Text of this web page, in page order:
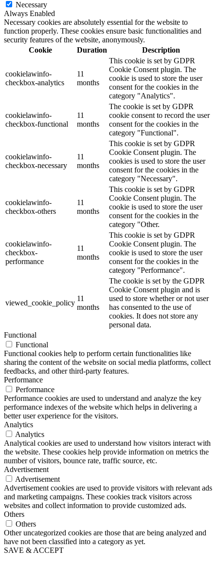
Necessary
Always Enabled
Necessary cookies are absolutely essential for the website to
function properly. These cookies ensure basic functionalities and
security features of the website, anonymously.
Cookie
Duration Description
cookielawinfo-
checkbox-analytics
11
months
This cookie is set by GDPR
Cookie Consent plugin. The
cookie is used to store the user
consent for the cookies in the
category "Analytics".
cookielawinfo-
checkbox-functional
11
months
The cookie is set by GDPR
cookie consent to record the user
consent for the cookies in the
category "Functional".
cookielawinfo-
checkbox-necessary
11
months
This cookie is set by GDPR
Cookie Consent plugin. The
cookies is used to store the user
consent for the cookies in the
category "Necessary".
cookielawinfo-
checkbox-others
11
months
This cookie is set by GDPR
Cookie Consent plugin. The
cookie is used to store the user
consent for the cookies in the
category "Other.
cookielawinfo-
checkbox-
performance
11
months
This cookie is set by GDPR
Cookie Consent plugin. The
cookie is used to store the user
consent for the cookies in the
category "Performance".
viewed_cookie_policy
11
months
The cookie is set by the GDPR
Cookie Consent plugin and is
used to store whether or not user
has consented to the use of
cookies. It does not store any
personal data.
Functional
Functional
Functional cookies help to perform certain functionalities like
sharing the content of the website on social media platforms, collect
feedbacks, and other third-party features.
Performance
Performance
Performance cookies are used to understand and analyze the key
performance indexes of the website which helps in delivering a
better user experience for the visitors.
Analytics
Analytics
Analytical cookies are used to understand how visitors interact with
the website. These cookies help provide information on metrics the
number of visitors, bounce rate, traffic source, etc.
Advertisement
Advertisement
Advertisement cookies are used to provide visitors with relevant ads
and marketing campaigns. These cookies track visitors across
websites and collect information to provide customized ads.
Others
Others
Other uncategorized cookies are those that are being analyzed and
have not been classified into a category as yet.
SAVE & ACCEPT